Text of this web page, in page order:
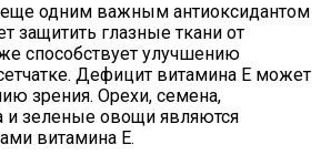
еще одним важным антиоксидантом
защитить глазные ткани от
способствует улучшению
Дефицит витамина Е может
зрения. Орехи, семена,
и зеленые овощи являются
витамина Е.